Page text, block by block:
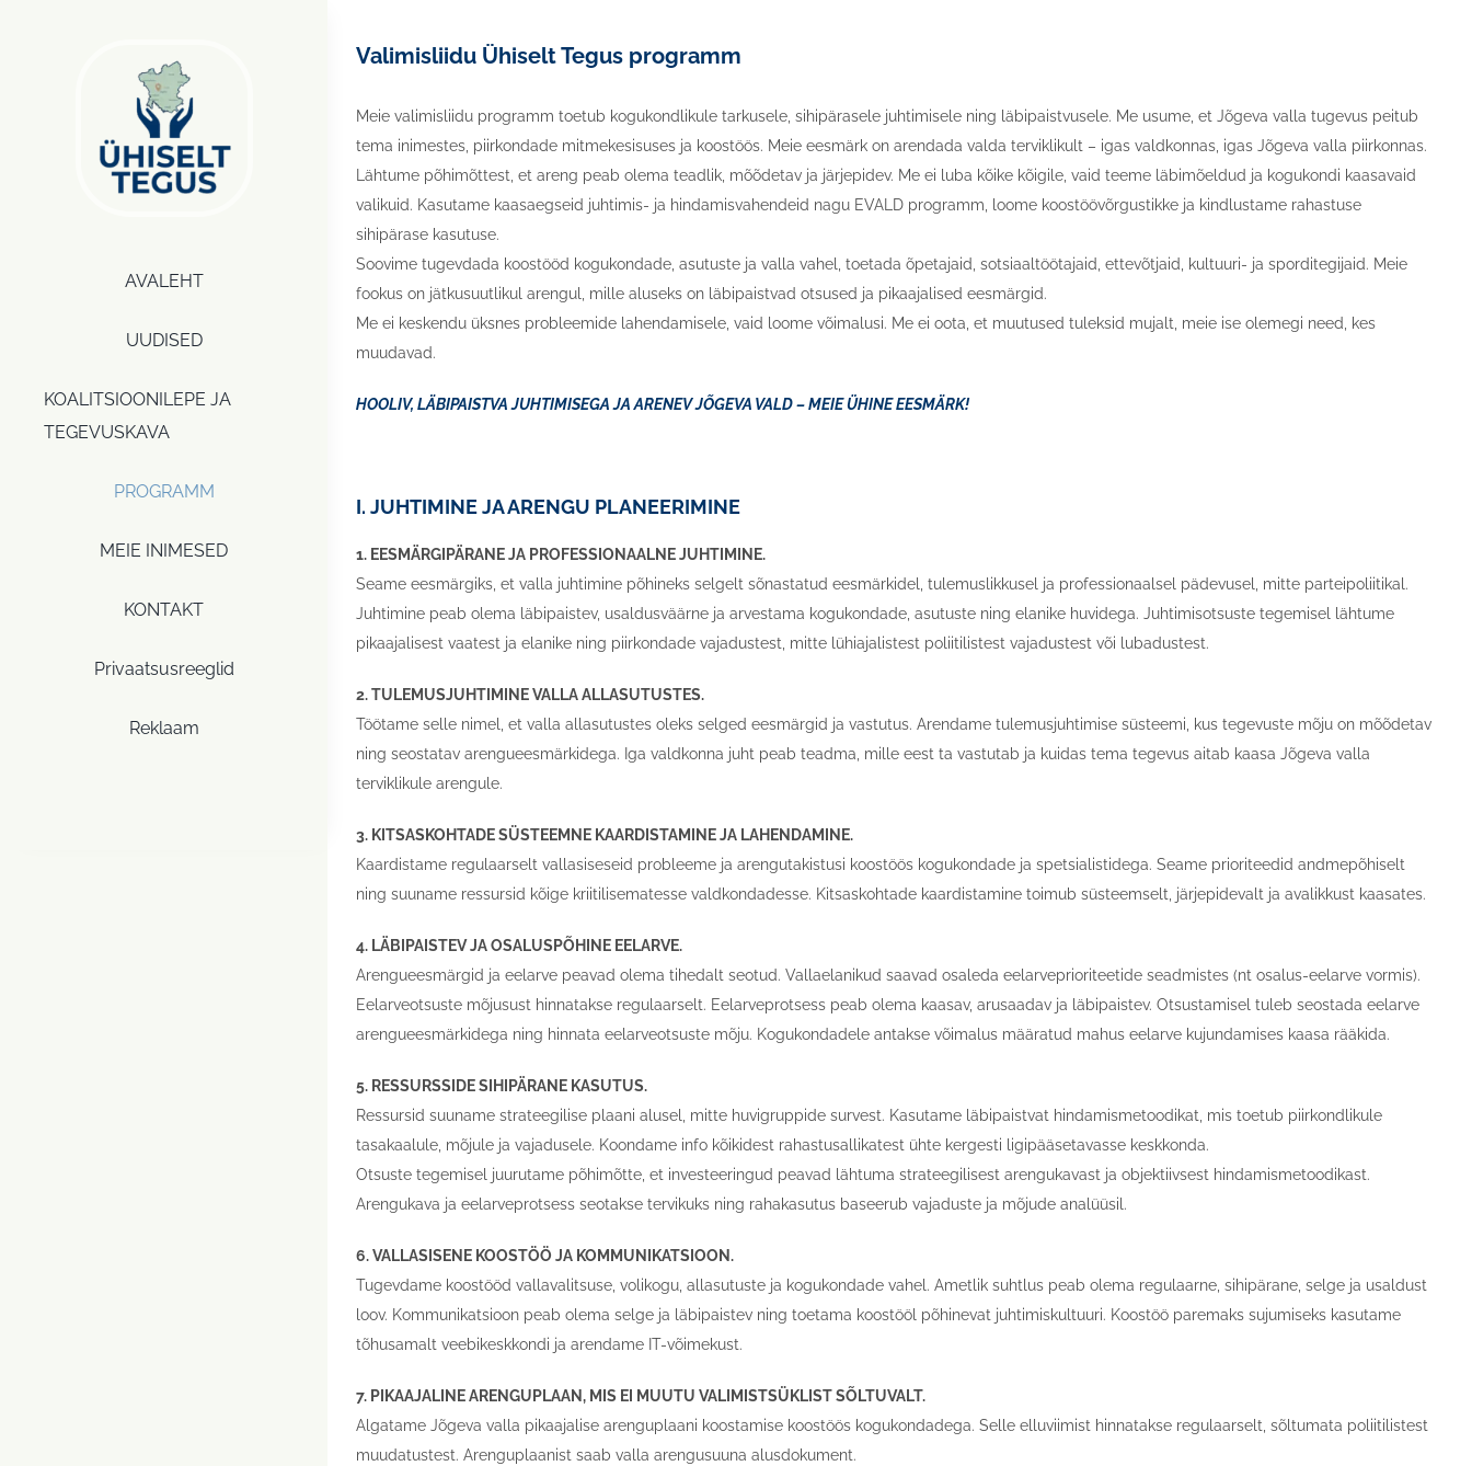
AVALEHT
UUDISED
KOALITSIOONILEPE JA
TEGEVUSKAVA
PROGRAMM
MEIE INIMESED
KONTAKT
Privaatsusreeglid
Reklaam
Valimisliidu Ühiselt Tegus programm
Meie valimisliidu programm toetub kogukondlikule tarkusele, sihipärasele juhtimisele ning läbipaistvusele. Me usume, et Jõgeva valla tugevus peitub
tema inimestes, piirkondade mitmekesisuses ja koostöös. Meie eesmärk on arendada valda terviklikult – igas valdkonnas, igas Jõgeva valla piirkonnas.
Lähtume põhimõttest, et areng peab olema teadlik, mõõdetav ja järjepidev. Me ei luba kõike kõigile, vaid teeme läbimõeldud ja kogukondi kaasavaid
valikuid. Kasutame kaasaegseid juhtimis- ja hindamisvahendeid nagu EVALD programm, loome koostöövõrgustikke ja kindlustame rahastuse
sihipärase kasutuse.
Soovime tugevdada koostööd kogukondade, asutuste ja valla vahel, toetada õpetajaid, sotsiaaltöötajaid, ettevõtjaid, kultuuri- ja sporditegijaid. Meie
fookus on jätkusuutlikul arengul, mille aluseks on läbipaistvad otsused ja pikaajalised eesmärgid.
Me ei keskendu üksnes probleemide lahendamisele, vaid loome võimalusi. Me ei oota, et muutused tuleksid mujalt, meie ise olemegi need, kes
muudavad.
HOOLIV, LÄBIPAISTVA JUHTIMISEGA JA ARENEV JÕGEVA VALD – MEIE ÜHINE EESMÄRK!
I. JUHTIMINE JA ARENGU PLANEERIMINE
1. EESMÄRGIPÄRANE JA PROFESSIONAALNE JUHTIMINE.
Seame eesmärgiks, et valla juhtimine põhineks selgelt sõnastatud eesmärkidel, tulemuslikkusel ja professionaalsel pädevusel, mitte parteipoliitikal.
Juhtimine peab olema läbipaistev, usaldusväärne ja arvestama kogukondade, asutuste ning elanike huvidega. Juhtimisotsuste tegemisel lähtume
pikaajalisest vaatest ja elanike ning piirkondade vajadustest, mitte lühiajalistest poliitilistest vajadustest või lubadustest.
2. TULEMUSJUHTIMINE VALLA ALLASUTUSTES.
Töötame selle nimel, et valla allasutustes oleks selged eesmärgid ja vastutus. Arendame tulemusjuhtimise süsteemi, kus tegevuste mõju on mõõdetav
ning seostatav arengueesmärkidega. Iga valdkonna juht peab teadma, mille eest ta vastutab ja kuidas tema tegevus aitab kaasa Jõgeva valla
terviklikule arengule.
3. KITSASKOHTADE SÜSTEEMNE KAARDISTAMINE JA LAHENDAMINE.
Kaardistame regulaarselt vallasiseseid probleeme ja arengutakistusi koostöös kogukondade ja spetsialistidega. Seame prioriteedid andmepõhiselt
ning suuname ressursid kõige kriitilisematesse valdkondadesse. Kitsaskohtade kaardistamine toimub süsteemselt, järjepidevalt ja avalikkust kaasates.
4. LÄBIPAISTEV JA OSALUSPÕHINE EELARVE.
Arengueesmärgid ja eelarve peavad olema tihedalt seotud. Vallaelanikud saavad osaleda eelarveprioriteetide seadmistes (nt osalus-eelarve vormis).
Eelarveotsuste mõjusust hinnatakse regulaarselt. Eelarveprotsess peab olema kaasav, arusaadav ja läbipaistev. Otsustamisel tuleb seostada eelarve
arengueesmärkidega ning hinnata eelarveotsuste mõju. Kogukondadele antakse võimalus määratud mahus eelarve kujundamises kaasa rääkida.
5. RESSURSSIDE SIHIPÄRANE KASUTUS.
Ressursid suuname strateegilise plaani alusel, mitte huvigruppide survest. Kasutame läbipaistvat hindamismetoodikat, mis toetub piirkondlikule
tasakaalule, mõjule ja vajadusele. Koondame info kõikidest rahastusallikatest ühte kergesti ligipääsetavasse keskkonda.
Otsuste tegemisel juurutame põhimõtte, et investeeringud peavad lähtuma strateegilisest arengukavast ja objektiivsest hindamismetoodikast.
Arengukava ja eelarveprotsess seotakse tervikuks ning rahakasutus baseerub vajaduste ja mõjude analüüsil.
6. VALLASISENE KOOSTÖÖ JA KOMMUNIKATSIOON.
Tugevdame koostööd vallavalitsuse, volikogu, allasutuste ja kogukondade vahel. Ametlik suhtlus peab olema regulaarne, sihipärane, selge ja usaldust
loov. Kommunikatsioon peab olema selge ja läbipaistev ning toetama koostööl põhinevat juhtimiskultuuri. Koostöö paremaks sujumiseks kasutame
tõhusamalt veebikeskkondi ja arendame IT-võimekust.
7. PIKAAJALINE ARENGUPLAAN, MIS EI MUUTU VALIMISTSÜKLIST SÕLTUVALT.
Algatame Jõgeva valla pikaajalise arenguplaani koostamise koostöös kogukondadega. Selle elluviimist hinnatakse regulaarselt, sõltumata poliitilistest
muudatustest. Arenguplaanist saab valla arengusuuna alusdokument.